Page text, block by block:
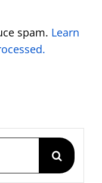
spam. Learn